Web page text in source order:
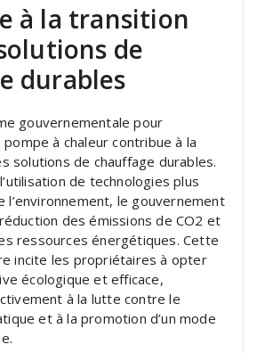
à la transition
de
durables
gouvernementale pour
pompe à chaleur contribue à la
solutions de chauffage durables.
de technologies plus
l’environnement, le gouvernement
des émissions de CO2 et
ressources énergétiques. Cette
incite les propriétaires à opter
écologique et efficace,
à la lutte contre le
et à la promotion d’un mode